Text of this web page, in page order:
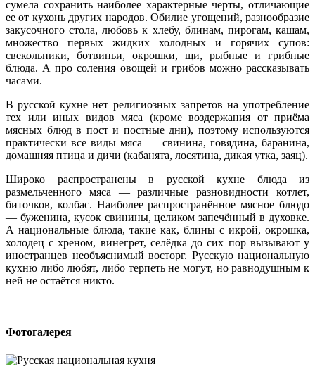
сумела сохранить наиболее характерные черты, отличающие
ее от кухонь других народов. Обилие угощений, разнообразие
закусочного стола, любовь к хлебу, блинам, пирогам, кашам,
множество первых жидких холодных и горячих супов:
свекольники, ботвиньи, окрошки, щи, рыбные и грибные
блюда. А про соления овощей и грибов можно рассказывать
часами.
В русской кухне нет религиозных запретов на употребление
тех или иных видов мяса (кроме воздержания от приёма
мясных блюд в пост и постные дни), поэтому используются
практически все виды мяса — свинина, говядина, баранина,
домашняя птица и дичи (кабанята, лосятина, дикая утка, заяц).
Широко распространены в русской кухне блюда из
размельченного мяса — различные разновидности котлет,
биточков, колбас. Наиболее распространённое мясное блюдо
— буженина, кусок свинины, целиком запечённый в духовке.
А национальные блюда, такие как, блины с икрой, окрошка,
холодец с хреном, винегрет, селёдка до сих пор вызывают у
иностранцев необъяснимый восторг. Русскую национальную
кухню либо любят, либо терпеть не могут, но равнодушным к
ней не остаётся никто.
Фотогалерея